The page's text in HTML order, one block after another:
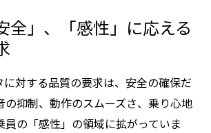
全」、「感性」に応える
に対する品質の要求は、安全の確保だ
の抑制、動作のスムーズさ、乗り心地
員の「感性」の領域に拡がっていま